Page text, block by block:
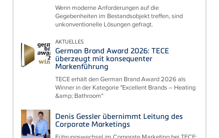
Wenn moderne Anforderungen auf die
Gegebenheiten im Bestandsobjekt treffen, sind
unkonventionelle Lösungen gefragt.
AKTUELLES
German Brand Award 2026: TECE
überzeugt mit konsequenter
Markenführung
TECE erhält den German Brand Award 2026 als
Winner in der Kategorie "Excellent Brands – Heating
&amp; Bathroom"
Denis Gessler übernimmt Leitung des
Corporate Marketings